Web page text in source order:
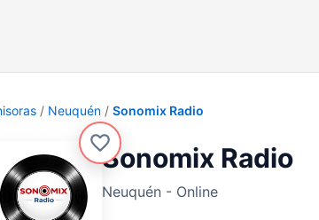
Neuquén Sonomix Radio
Sonomix Radio
Neuquén - Online